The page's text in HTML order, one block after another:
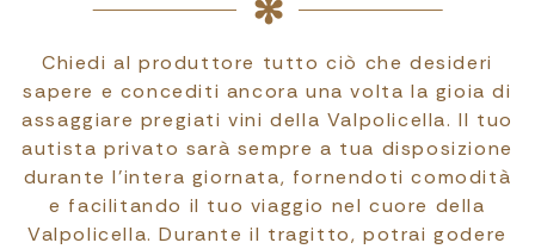
Chiedi al produttore tutto ciò che desideri
sapere e concediti ancora una volta la gioia di
assaggiare pregiati vini della Valpolicella. Il tuo
autista privato sarà sempre a tua disposizione
durante l'intera giornata, fornendoti comodità
e facilitando il tuo viaggio nel cuore della
Valpolicella. Durante il tragitto, potrai godere